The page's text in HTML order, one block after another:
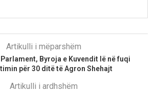
Artikulli i mëparshëm
Byroja e Kuvendit lë në fuqi
për 30 ditë të Agron Shehajt
Artikulli i ardhshëm